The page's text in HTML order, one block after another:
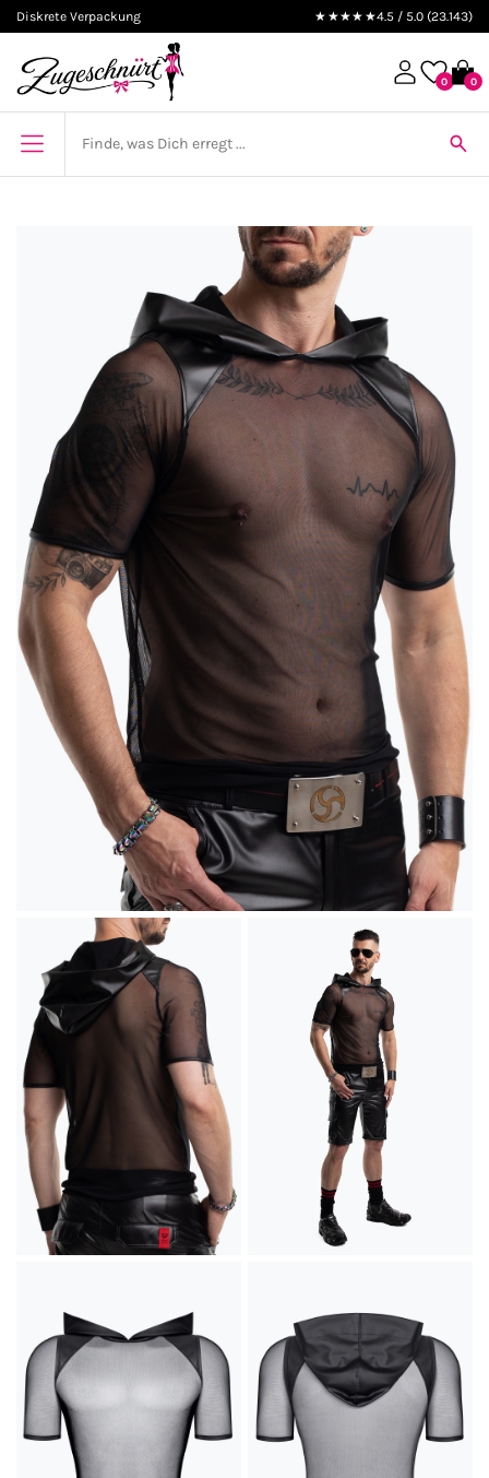
Diskrete Verpackung ★★★★★4.5 / 5.0 (23.143)
0 0